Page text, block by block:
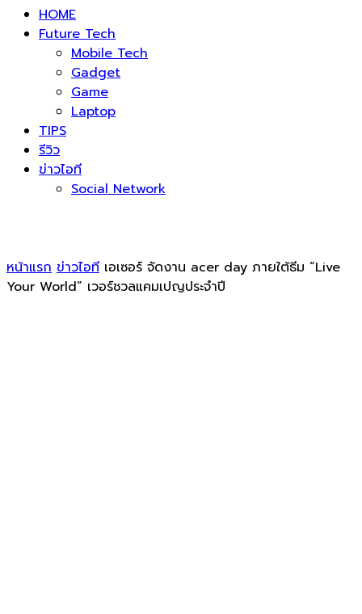
HOME
Future Tech
Mobile Tech
Gadget
Game
Laptop
TIPS
รีวิว
ข่าวไอที
Social Network
หน้าแรก ข่าวไอที เอเซอร์ จัดงาน acer day ภายใต้ธีม “Live
Your World” เวอร์ชวลแคมเปญประจำปี